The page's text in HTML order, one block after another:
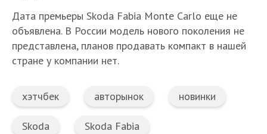
Дата премьеры Skoda Fabia Monte Carlo еще не
объявлена. В России модель нового поколения не
представлена, планов продавать компакт в нашей
стране у компании нет.
хэтчбек авторынок новинки
Skoda Skoda Fabia